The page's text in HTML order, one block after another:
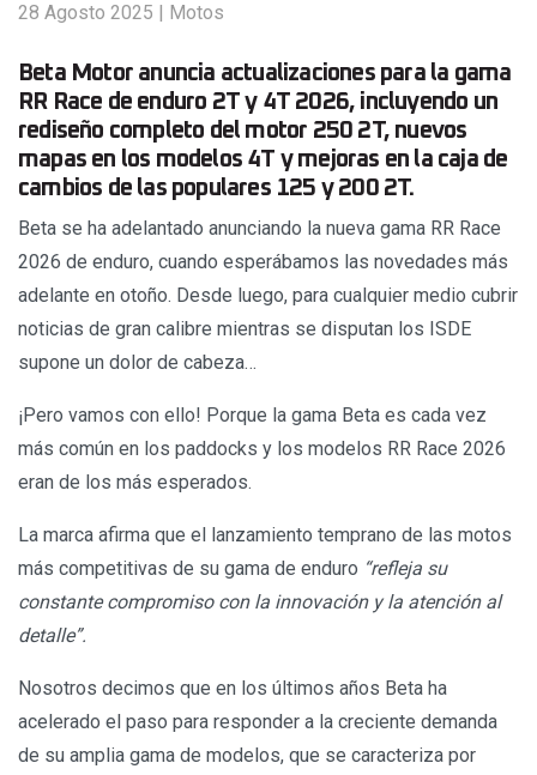
28 Agosto 2025 | Motos
Beta Motor anuncia actualizaciones para la gama
RR Race de enduro 2T y 4T 2026, incluyendo un
rediseño completo del motor 250 2T, nuevos
mapas en los modelos 4T y mejoras en la caja de
cambios de las populares 125 y 200 2T.
Beta se ha adelantado anunciando la nueva gama RR Race
2026 de enduro, cuando esperábamos las novedades más
adelante en otoño. Desde luego, para cualquier medio cubrir
noticias de gran calibre mientras se disputan los ISDE
supone un dolor de cabeza…
¡Pero vamos con ello! Porque la gama Beta es cada vez
más común en los paddocks y los modelos RR Race 2026
eran de los más esperados.
La marca afirma que el lanzamiento temprano de las motos
más competitivas de su gama de enduro “refleja su
constante compromiso con la innovación y la atención al
detalle”.
Nosotros decimos que en los últimos años Beta ha
acelerado el paso para responder a la creciente demanda
de su amplia gama de modelos, que se caracteriza por